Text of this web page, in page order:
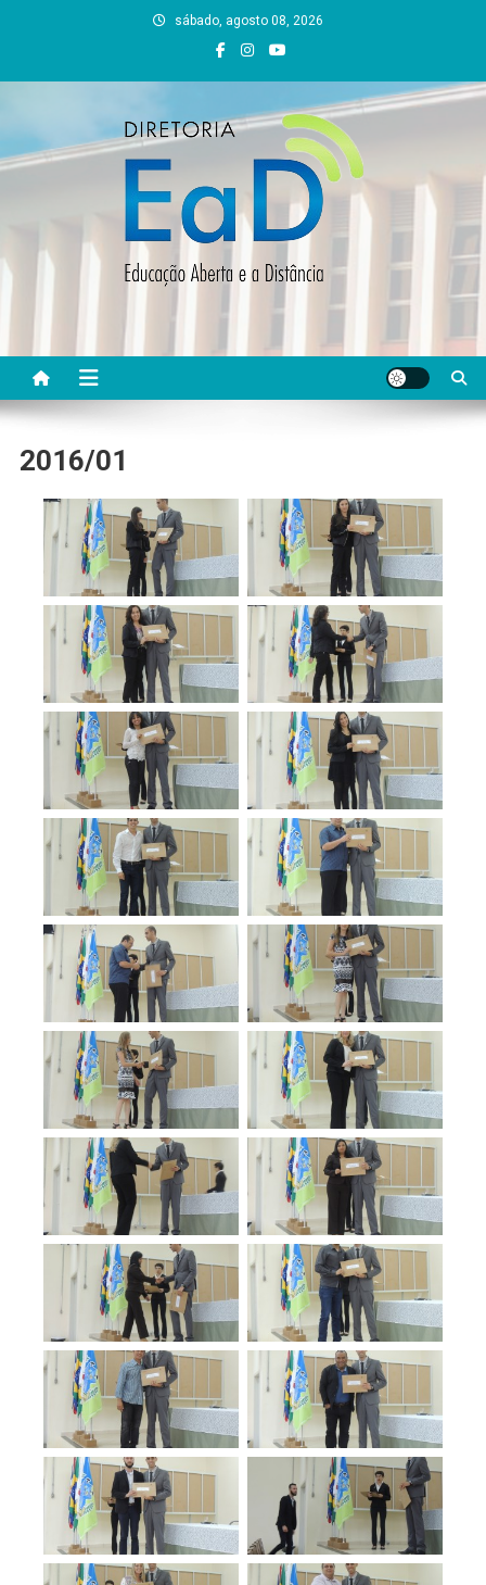
sábado, agosto 08, 2026
DEAD UFVJM
2016/01